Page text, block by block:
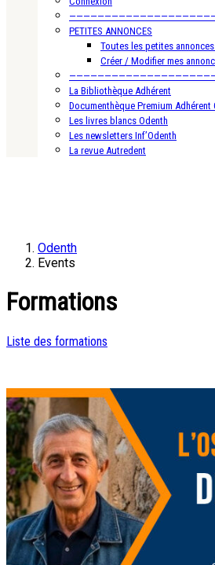
PETITES ANNONCES
Toutes les petites
Créer / Modifier mes
La Bibliothèque Adhérent
Documenthèque Premium Adhérent
Les livres blancs Odenth
Les newsletters Inf’Odenth
La revue Autredent
Odenth
Events
Formations
Liste des formations